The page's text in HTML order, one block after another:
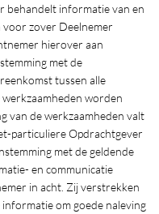
behandelt informatie van en
zover Deelnemer
hierover aan
met de
tussen alle
worden
van de werkzaamheden valt
particuliere Opdrachtgever
met de geldende
en communicatie
in acht. Zij verstrekken
om goede naleving